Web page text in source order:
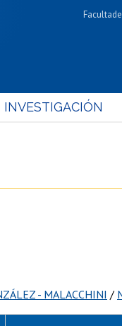
Cs.
INVESTIGACIÓN
- MALACCHINI /